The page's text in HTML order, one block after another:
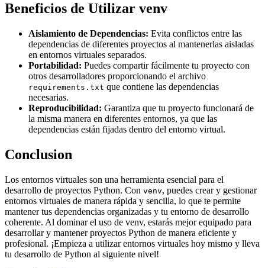
Beneficios de Utilizar venv
Aislamiento de Dependencias: Evita conflictos entre las
dependencias de diferentes proyectos al mantenerlas aisladas
en entornos virtuales separados.
Portabilidad: Puedes compartir fácilmente tu proyecto con
otros desarrolladores proporcionando el archivo
requirements.txt que contiene las dependencias
necesarias.
Reproducibilidad: Garantiza que tu proyecto funcionará de
la misma manera en diferentes entornos, ya que las
dependencias están fijadas dentro del entorno virtual.
Conclusion
Los entornos virtuales son una herramienta esencial para el
desarrollo de proyectos Python. Con venv, puedes crear y gestionar
entornos virtuales de manera rápida y sencilla, lo que te permite
mantener tus dependencias organizadas y tu entorno de desarrollo
coherente. Al dominar el uso de venv, estarás mejor equipado para
desarrollar y mantener proyectos Python de manera eficiente y
profesional. ¡Empieza a utilizar entornos virtuales hoy mismo y lleva
tu desarrollo de Python al siguiente nivel!